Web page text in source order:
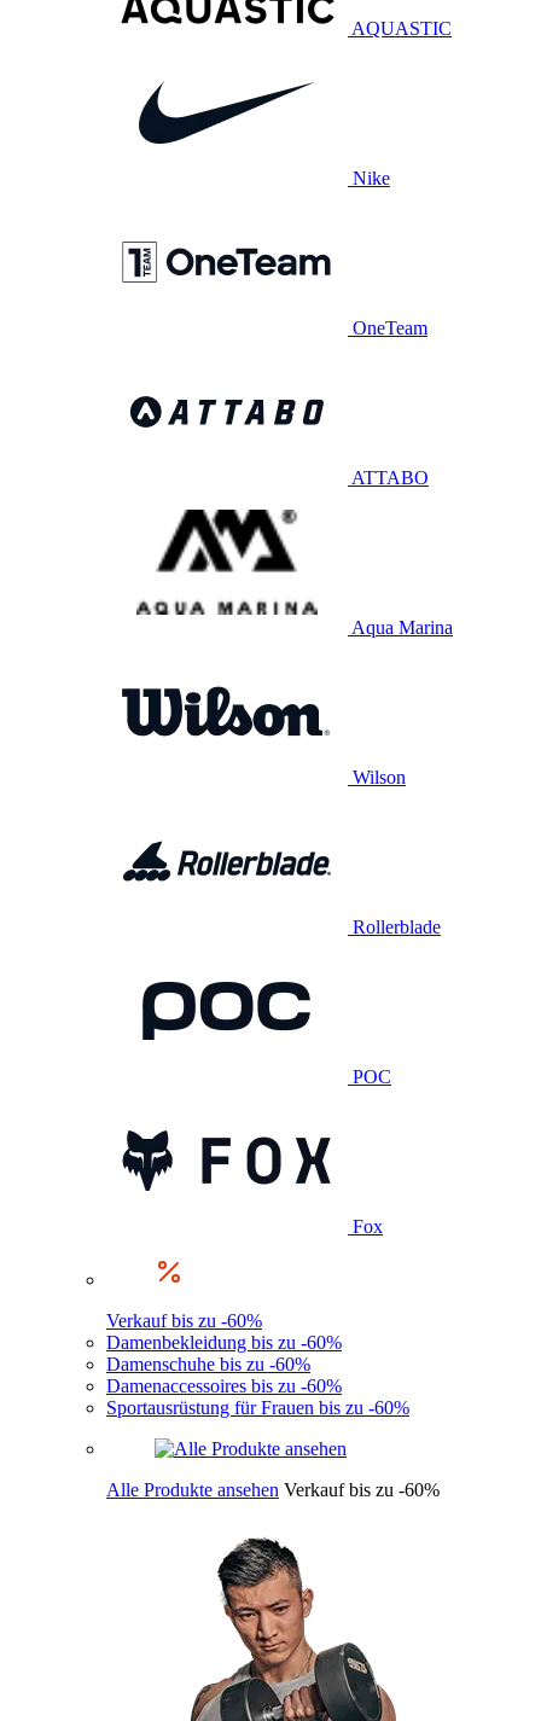
AQUASTIC
Nike
OneTeam
ATTABO
Aqua Marina
Wilson
Rollerblade
POC
Fox
Verkauf bis zu -60%
Damenbekleidung bis zu -60%
Damenschuhe bis zu -60%
Damenaccessoires bis zu -60%
Sportausrüstung für Frauen bis zu -60%
Alle Produkte ansehen Verkauf bis zu -60%